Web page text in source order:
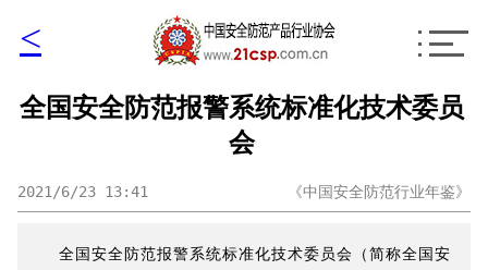
<
全国安全防范报警系统标准化技术委员
会
2021/6/23 13:41 《中国安全防范行业年鉴》
全国安全防范报警系统标准化技术委员会（简称全国安